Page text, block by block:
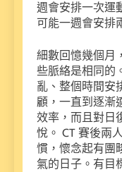
週會安排一次運
可能一週會安排
細數回憶幾個月
些脈絡是相同的
亂、整個時間安
顧，一直到逐漸
效率，而且對日
悅。 CT 賽後兩
慣，懷念起有團
氣的日子。有目